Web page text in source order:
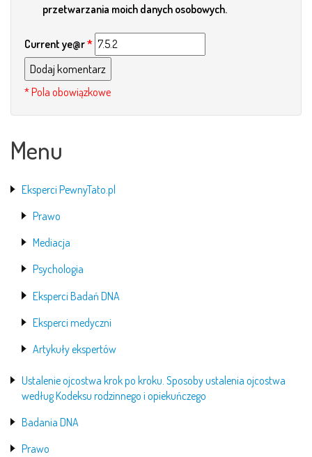
przetwarzania moich danych osobowych.
Current ye@r*
Menu
Eksperci PewnyTato.pl
Prawo
Mediacja
Psychologia
Eksperci Badań DNA
Eksperci medyczni
Artykuły ekspertów
Ustalenie ojcostwa krok po kroku. Sposoby ustalenia ojcostwa
według Kodeksu rodzinnego i opiekuńczego
Badania DNA
Prawo